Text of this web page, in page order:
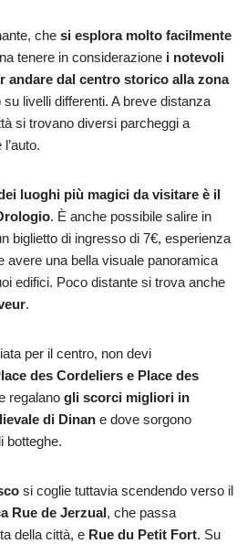
che si esplora molto facilmente
tenere in considerazione i notevoli
andare dal centro storico alla zona
livelli differenti. A breve distanza
si trovano diversi parcheggi a
luoghi più magici da visitare è il
. È anche possibile salire in
biglietto di ingresso di 7€, esperienza
avere una bella visuale panoramica
edifici. Poco distante si trova anche
.
per il centro, non devi
des Cordeliers e Place des
regalano gli scorci migliori in
di Dinan e dove sorgono
botteghe.
si coglie tuttavia scendendo verso il
Rue de Jerzual, che passa
della città, e Rue du Petit Fort. Su